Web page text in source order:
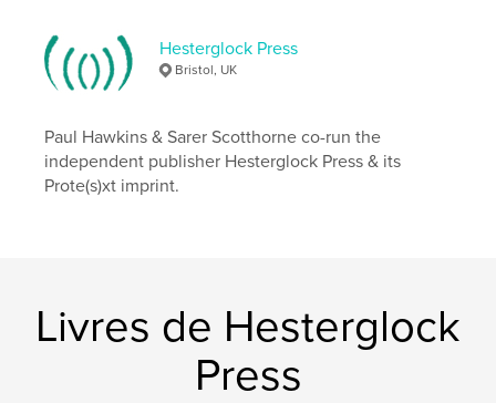
ISBN
Couverture souple: 9780464499107
Date de publication:
LangueEnglish
Mots-clés
art , poetry
Hesterglock Press
Bristol, UK
Paul Hawkins & Sarer Scotthorne co-run the
independent publisher Hesterglock Press & its
Prote(s)xt imprint.
Livres de Hesterglock
Press